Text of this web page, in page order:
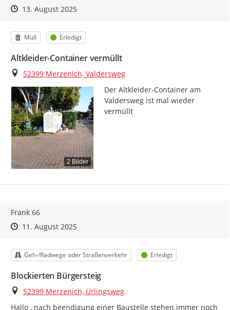
Zeitpunkt des Erstellens
Zeitpunkt des Erstellens
13. August 2025Zur Äußerung
Kategorie
Müll Status
Erledigt
Altkleider-Container vermüllt
Ort
52399 Merzenich, Valdersweg
2 Bilder
Der Altkleider-Container am
Valdersweg ist mal wieder
vermüllt
Frank 66
Zeitpunkt des Erstellens
Zeitpunkt des Erstellens
11. August 2025Zur Äußerung
Kategorie
Geh-/Radwege oder Straßenverkehr Status
Erledigt
Blockierten Bürgersteig
Ort
52399 Merzenich, Ürlingsweg
Hallo , nach beendigung einer Baustelle stehen immer noch